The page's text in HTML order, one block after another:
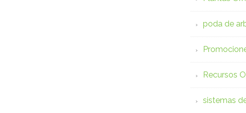
poda de
Recursos
sistemas